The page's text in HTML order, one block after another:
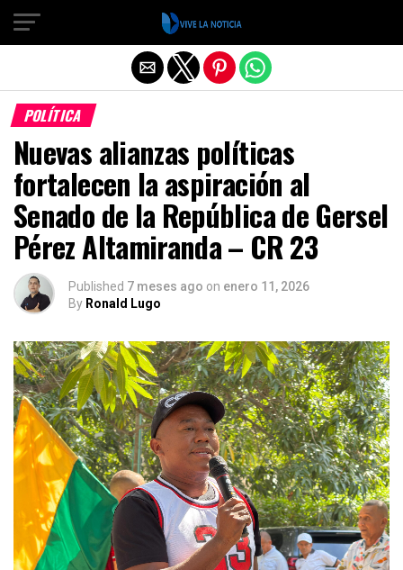
POLÍTICA
Nuevas alianzas políticas
fortalecen la aspiración al
Senado de la República de Gersel
Pérez Altamiranda – CR 23
Published 7 meses ago on enero 11, 2026
By Ronald Lugo
Salir de la versión móvil